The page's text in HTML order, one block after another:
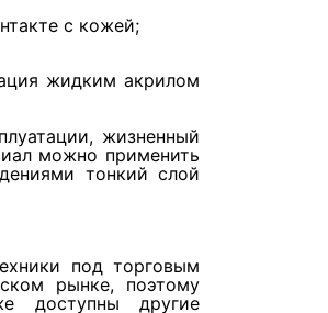
с кожей;
жидким акрилом
жизненный
можно применить
тонкий слой
под торговым
рынке, поэтому
доступны другие